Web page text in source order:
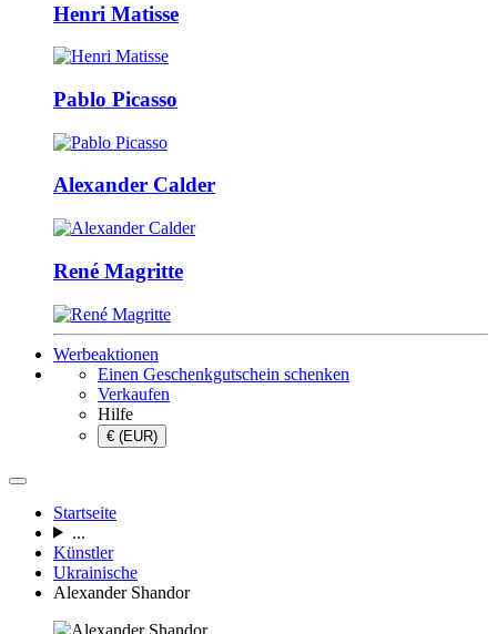
Henri Matisse
Pablo Picasso
Alexander Calder
René Magritte
Werbeaktionen
Einen Geschenkgutschein schenken
Verkaufen
Hilfe
€ (EUR)
Startseite
...
Künstler
Ukrainische
Alexander Shandor